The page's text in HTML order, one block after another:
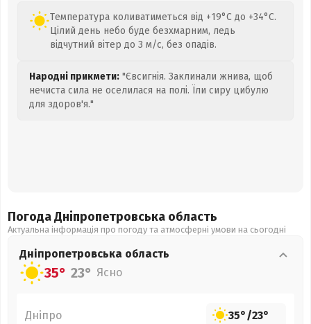
Температура коливатиметься від +19°C до +34°C.
Цілий день небо буде безхмарним, ледь
відчутний вітер до 3 м/с, без опадів.
Народні прикмети: "Євсигнія. Заклинали жнива, щоб
нечиста сила не оселилася на полі. Їли сиру цибулю
для здоров'я."
Погода Дніпропетровська область
Актуальна інформація про погоду та атмосферні умови на сьогодні
Дніпропетровська область
35° 23° Ясно
Дніпро 35°/23°